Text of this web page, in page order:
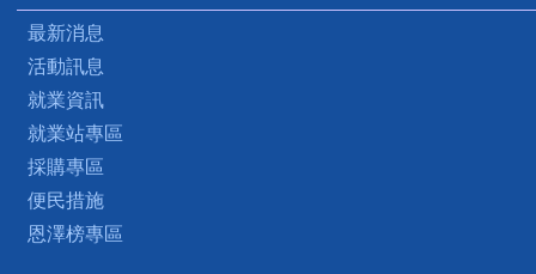
最新消息
活動訊息
就業資訊
就業站專區
採購專區
便民措施
恩澤榜專區